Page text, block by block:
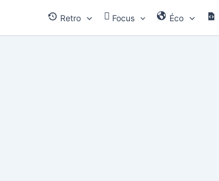
contenu
Retro Focus Éco